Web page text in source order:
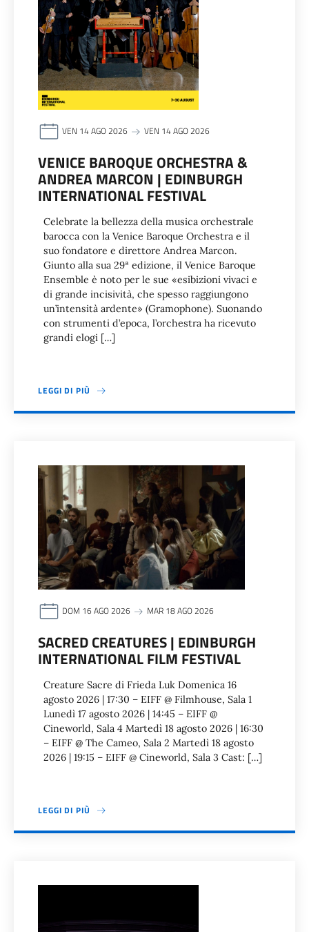
VEN 14 AGO 2026 VEN 14 AGO 2026
VENICE BAROQUE ORCHESTRA &
ANDREA MARCON | EDINBURGH
INTERNATIONAL FESTIVAL
Celebrate la bellezza della musica orchestrale
barocca con la Venice Baroque Orchestra e il
suo fondatore e direttore Andrea Marcon.
Giunto alla sua 29ª edizione, il Venice Baroque
Ensemble è noto per le sue «esibizioni vivaci e
di grande incisività, che spesso raggiungono
un’intensità ardente» (Gramophone). Suonando
con strumenti d’epoca, l’orchestra ha ricevuto
grandi elogi […]
LEGGI DI PIÙ
DOM 16 AGO 2026 MAR 18 AGO 2026
SACRED CREATURES | EDINBURGH
INTERNATIONAL FILM FESTIVAL
Creature Sacre di Frieda Luk Domenica 16
agosto 2026 | 17:30 – EIFF @ Filmhouse, Sala 1
Lunedì 17 agosto 2026 | 14:45 – EIFF @
Cineworld, Sala 4 Martedì 18 agosto 2026 | 16:30
– EIFF @ The Cameo, Sala 2 Martedì 18 agosto
2026 | 19:15 – EIFF @ Cineworld, Sala 3 Cast: […]
LEGGI DI PIÙ